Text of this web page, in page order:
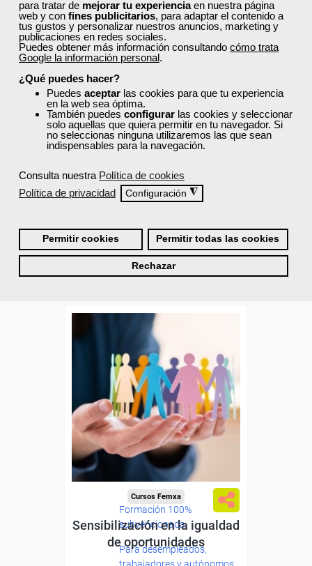
para tratar de mejorar tu experienciaen nuestra página
web y con fines publicitarios, para adaptar el contenido a
tus gustos y personalizar nuestros anuncios, marketing y
publicaciones en redes sociales.
Puedes obtener más información consultando cómo trata
Google la información personal.
¿Qué puedes hacer?
Puedes aceptar las cookies para que tu experiencia
en la web sea óptima.
También puedes configurar las cookies y seleccionar
solo aquellas que quiera permitir en tu navegador. Si
no seleccionas ninguna utilizaremos las que sean
indispensables para la navegación.
Consulta nuestra Política de cookies
Política de privacidad
Configuración ◮
Permitir cookies Permitir todas las cookies
Rechazar
Formación 100%
subvencionada.
Para desempleados,
trabajadores y autónomos
Para todos los sectores.
Contabilidad financiera
Curso Gratuito
100 horas
Online (Madrid )
Ver curso
18 942
Formación 100%
subvencionada.
Para desempleados,
Cursos Femxa
Sensibilización en la igualdad
de oportunidades